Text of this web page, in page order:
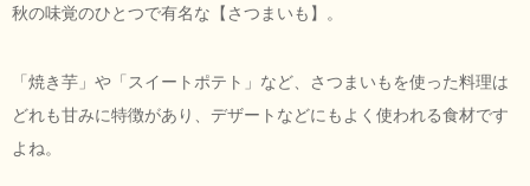
秋の味覚のひとつで有名な【さつまいも】。
「焼き芋」や「スイートポテト」など、さつまいもを使った料理は
どれも甘みに特徴があり、デザートなどにもよく使われる食材です
よね。